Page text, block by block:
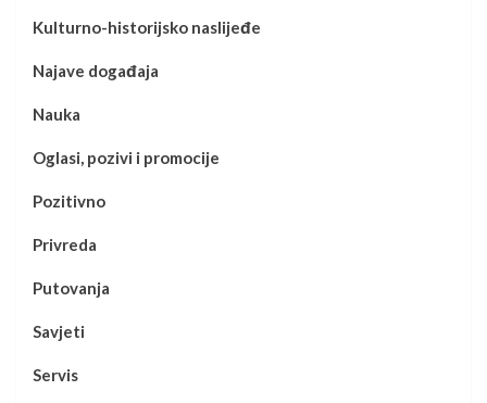
Kulturno-historijsko naslijeđe
Najave događaja
Nauka
Oglasi, pozivi i promocije
Pozitivno
Privreda
Putovanja
Savjeti
Servis